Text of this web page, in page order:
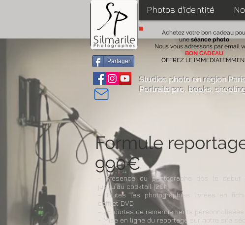
Partager
Photos d'identité
Achetez votre bon cadeau
uneséance photo,
Nous vous adressons par email
BON CADEAU
OFFREZ LE
Studios photo en région
Portraits pro, books,
Formule
990€
- Présence du photographe dès le début
jusqu’au cocktail (20h)
- Toutes les photographies livrées en
coffret DVD
- 25 cartes de remerciements personnalisées
- Mise en ligne du reportage sur notre site